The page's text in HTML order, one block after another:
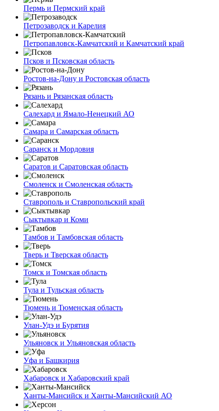
Пермь и Пермский край
Петрозаводск и Карелия
Петропавловск-Камчатский и Камчатский край
Псков и Псковская область
Ростов-на-Дону и Ростовская область
Рязань и Рязанская область
Салехард и Ямало-Ненецкий АО
Самара и Самарская область
Саранск и Мордовия
Саратов и Саратовская область
Смоленск и Смоленская область
Ставрополь и Ставропольский край
Сыктывкар и Коми
Тамбов и Тамбовская область
Тверь и Тверская область
Томск и Томская область
Тула и Тульская область
Тюмень и Тюменская область
Улан-Удэ и Бурятия
Ульяновск и Ульяновская область
Уфа и Башкирия
Хабаровск и Хабаровский край
Ханты-Мансийск и Ханты-Мансийский АО